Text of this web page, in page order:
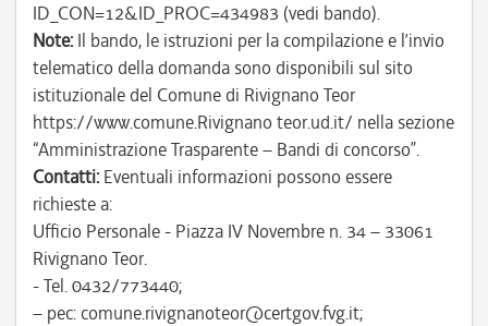
ID_CON=12&ID_PROC=434983 (vedi bando).
Note: Il bando, le istruzioni per la compilazione e l’invio
telematico della domanda sono disponibili sul sito
istituzionale del Comune di Rivignano Teor
https://www.comune.Rivignano teor.ud.it/ nella sezione
“Amministrazione Trasparente – Bandi di concorso”.
Contatti: Eventuali informazioni possono essere
richieste a:
Ufficio Personale - Piazza IV Novembre n. 34 – 33061
Rivignano Teor.
- Tel. 0432/773440;
– pec: comune.rivignanoteor@certgov.fvg.it;